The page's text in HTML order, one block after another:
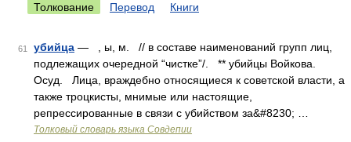
Толкование Перевод Книги
61 убийца — , ы, м. // в составе наименований групп лиц,
подлежащих очередной “чистке”/. ** убийцы Войкова.
Осуд. Лица, враждебно относящиеся к советской власти, а
также троцкисты, мнимые или настоящие,
репрессированные в связи с убийством за&#8230; …
Толковый словарь языка Совдепии